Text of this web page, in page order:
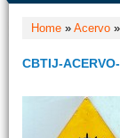
Home » Acervo »
CBTIJ-